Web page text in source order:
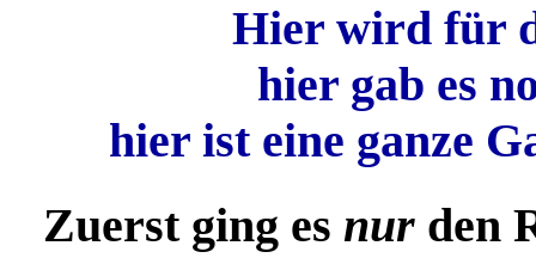
Hier wird für
hier gab es
hier ist eine ganze
Zuerst ging es nurden